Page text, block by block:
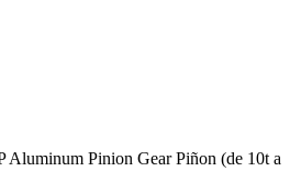
Aluminum Pinion Gear Piñon (de 10t a